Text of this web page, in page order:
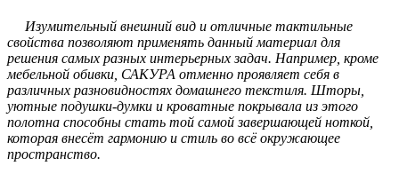
Изумительный внешний вид и отличные тактильные
свойства позволяют применять данный материал для
решения самых разных интерьерных задач. Например, кроме
мебельной обивки, САКУРА отменно проявляет себя в
различных разновидностях домашнего текстиля. Шторы,
уютные подушки-думки и кроватные покрывала из этого
полотна способны стать той самой завершающей ноткой,
которая внесёт гармонию и стиль во всё окружающее
пространство.